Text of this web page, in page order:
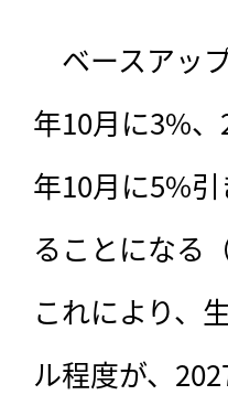
ベースアップ
年10月に3%
年10月に5%
ることになる
これにより、
ル程度が、